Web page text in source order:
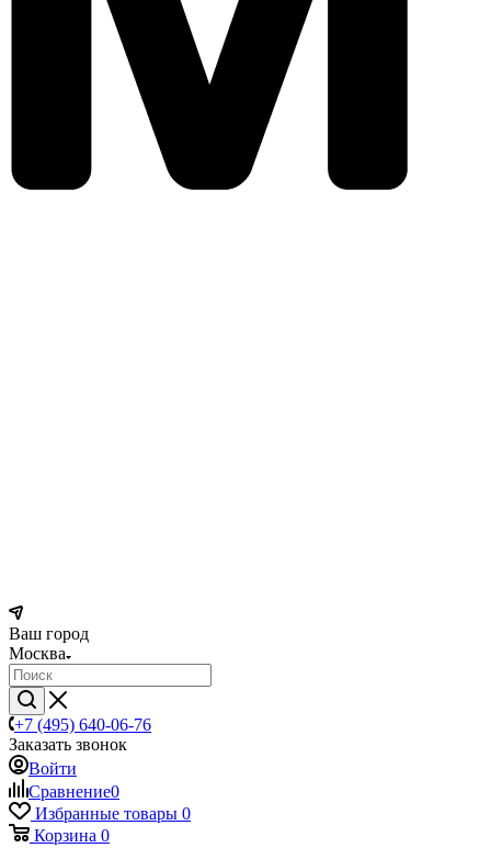
Ваш город
Москва
+7 (495) 640-06-76
Заказать звонок
Войти
Сравнение0
Избранные товары 0
Корзина 0